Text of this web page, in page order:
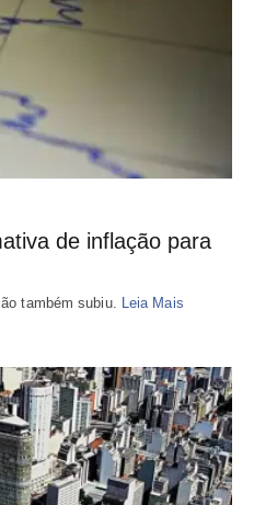
de inflação para
também subiu. Leia Mais